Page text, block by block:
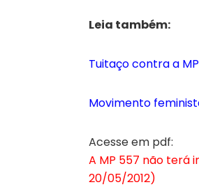
Leia também:
Tuitaço contra a
Movimento
Acesse em pdf:
A MP 557 não terá
20/05/2012)